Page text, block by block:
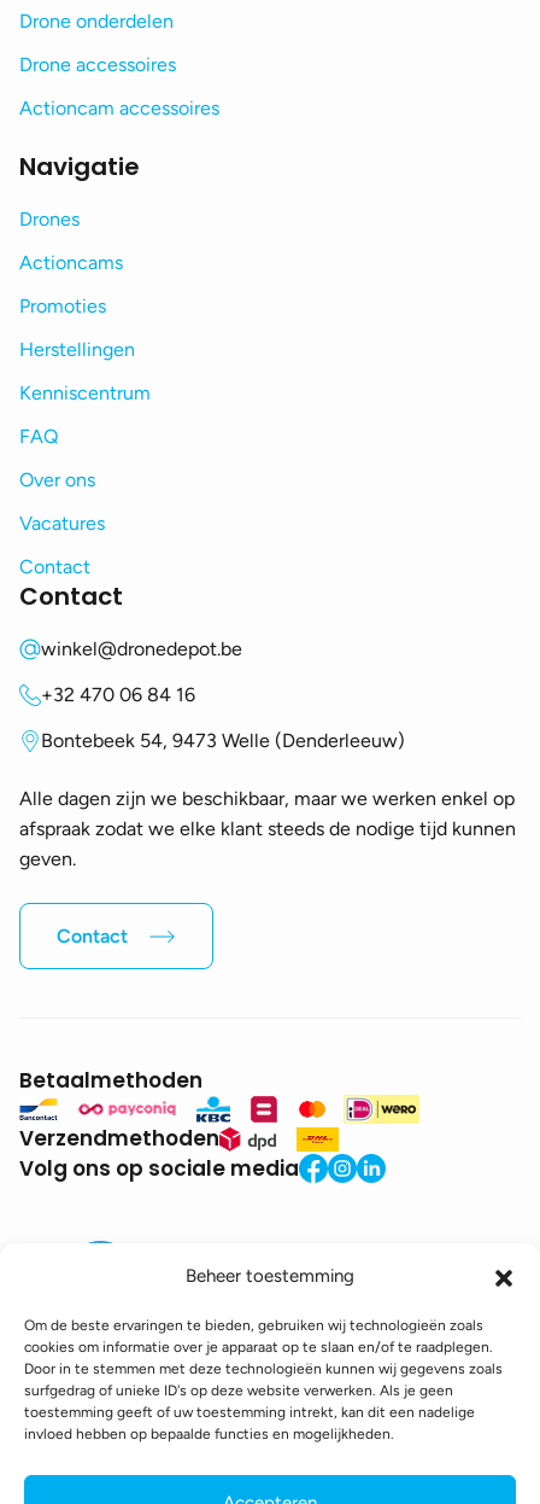
Beheer toestemming
Om de beste ervaringen te bieden, gebruiken wij technologieën zoals
cookies om informatie over je apparaat op te slaan en/of te raadplegen.
Door in te stemmen met deze technologieën kunnen wij gegevens zoals
surfgedrag of unieke ID's op deze website verwerken. Als je geen
toestemming geeft of uw toestemming intrekt, kan dit een nadelige
invloed hebben op bepaalde functies en mogelijkheden.
Drone onderdelen
Drone accessoires
Actioncam accessoires
Navigatie
Drones
Actioncams
Promoties
Herstellingen
Kenniscentrum
FAQ
Over ons
Vacatures
Contact
Contact
winkel@dronedepot.be
+32 470 06 84 16
Bontebeek 54, 9473 Welle (Denderleeuw)
Alle dagen zijn we beschikbaar, maar we werken enkel op
afspraak zodat we elke klant steeds de nodige tijd kunnen
geven.
Contact
Betaalmethoden
Verzendmethoden
Volg ons op sociale media
BTW: BE0771.941.935
© 2025 DroneDepot. Alle rechten voorbehouden.
Toegankelijkheidsverklaring